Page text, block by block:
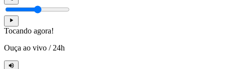
Tocando agora!
Ouça ao vivo / 24h